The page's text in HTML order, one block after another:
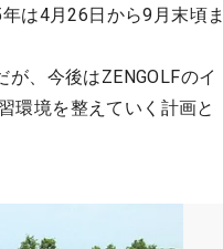
は4月26日から9月末頃ま
、今後はZENGOLFのイ
環境を整えていく計画と